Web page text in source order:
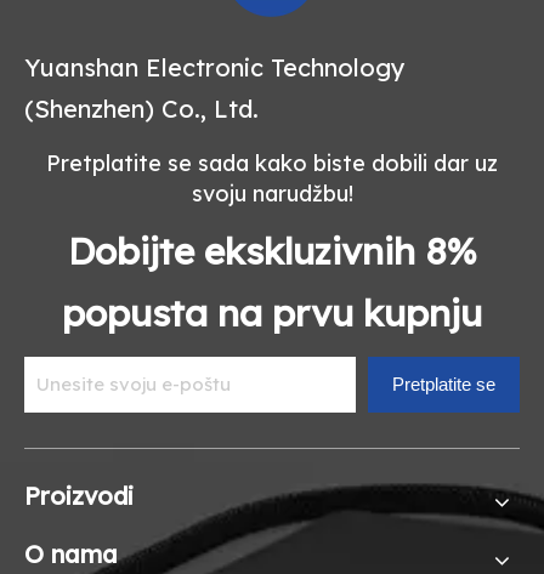
Yuanshan Electronic Technology
(Shenzhen) Co., Ltd.
Pretplatite se sada kako biste dobili dar uz
svoju narudžbu!
Dobijte ekskluzivnih 8%
popusta na prvu kupnju
Pretplatite se
Proizvodi
O nama